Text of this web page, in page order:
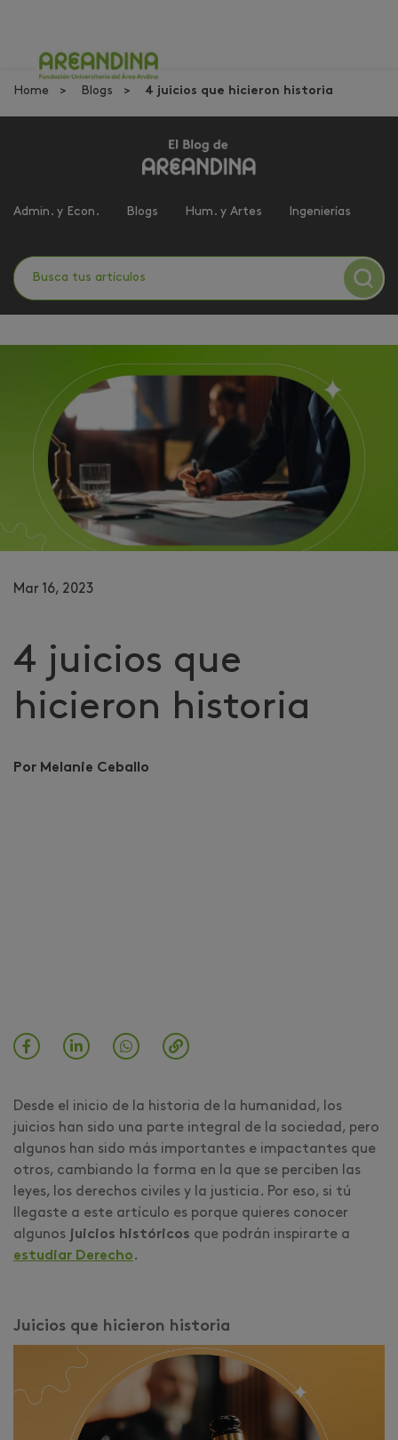
Home Blogs 4 juicios que hicieron historia
Admin. y Econ. Blogs Hum. y Artes Ingenierías
Mar 16, 2023
4 juicios que
hicieron historia
Por Melanie Ceballo
Desde el inicio de la historia de la humanidad, los
juicios han sido una parte integral de la sociedad, pero
algunos han sido más importantes e impactantes que
otros, cambiando la forma en la que se perciben las
leyes, los derechos civiles y la justicia. Por eso, si tú
llegaste a este artículo es porque quieres conocer
algunos juicios históricos que podrán inspirarte a
estudiar Derecho.
Juicios que hicieron historia